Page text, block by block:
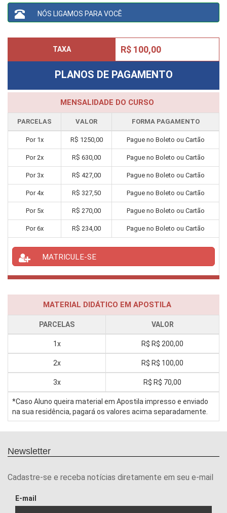
NÓS LIGAMOS PARA VOCÊ
TAXA R$ 100,00
PLANOS DE PAGAMENTO
MENSALIDADE DO CURSO
PARCELAS VALOR FORMA PAGAMENTO
Por 1x R$ 1250,00 Pague no Boleto ou Cartão
Por2x R$ 630,00 Pague no Boleto ou Cartão
Por 3x R$ 427,00 Pague no Boleto ou Cartão
Por4x R$ 327,50 Pague no Boleto ou Cartão
Por 5x R$ 270,00 Pague no Boleto ou Cartão
Por6x R$ 234,00 Pague no Boleto ou Cartão
MATRICULE-SE
MATERIAL DIDÁTICO EM APOSTILA
PARCELAS VALOR
1x R$ R$ 200,00
2x R$ R$ 100,00
3x R$ R$ 70,00
*Caso Aluno queira material em Apostila impresso e enviado
na sua residência, pagará os valores acima separadamente.
Newsletter
Cadastre-se e receba notícias diretamente em seu e-mail
E-mail